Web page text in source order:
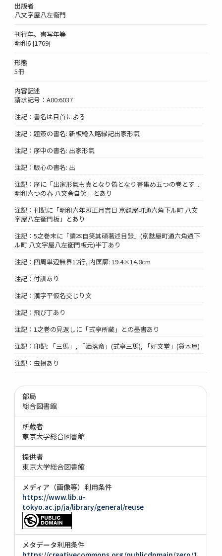
出版者
八文字屋八左衞門
刊行年、書写年等
明和6 [1769]
形態
5冊
内容記述
請求記号：A00:6037
注記：書名は目首による
注記：題簽の書名: 新板繪入略縁記出家形氣
注記：序中の書名: 出家形氣
注記：版心の書名: 出
注記：序に「出家形氣も真となり偽となり書集め五つの巻とす ...
明和六つの春 八文舎自笑」とあり
注記：刊記に「明和六年丒正月吉日 京麩屋町通六角下ル町 八文
字屋八左衞門板」とあり
注記：5之巻末に「讀本自笑其碩著述目録」(京麩屋町通六角通下
ル町 八文字屋八左衞門板元)半丁あり
注記：四周単辺無界12行, 内匡廓: 19.4×14.8cm
注記：付訓あり
注記：漢字平仮名交じり文
注記：飛び丁あり
注記：1之巻の見返しに「式亭所藏」との墨書あり
注記：印記: 「三馬」, 「洒落斎」(式亭三馬), 「好文堂」(貸本屋)
注記：虫損あり
部局
総合図書館
所蔵者
東京大学総合図書館
提供者
東京大学総合図書館
メディア（画像等）利用条件
https://www.lib.u-
tokyo.ac.jp/ja/library/general/reuse
メタデータ利用条件